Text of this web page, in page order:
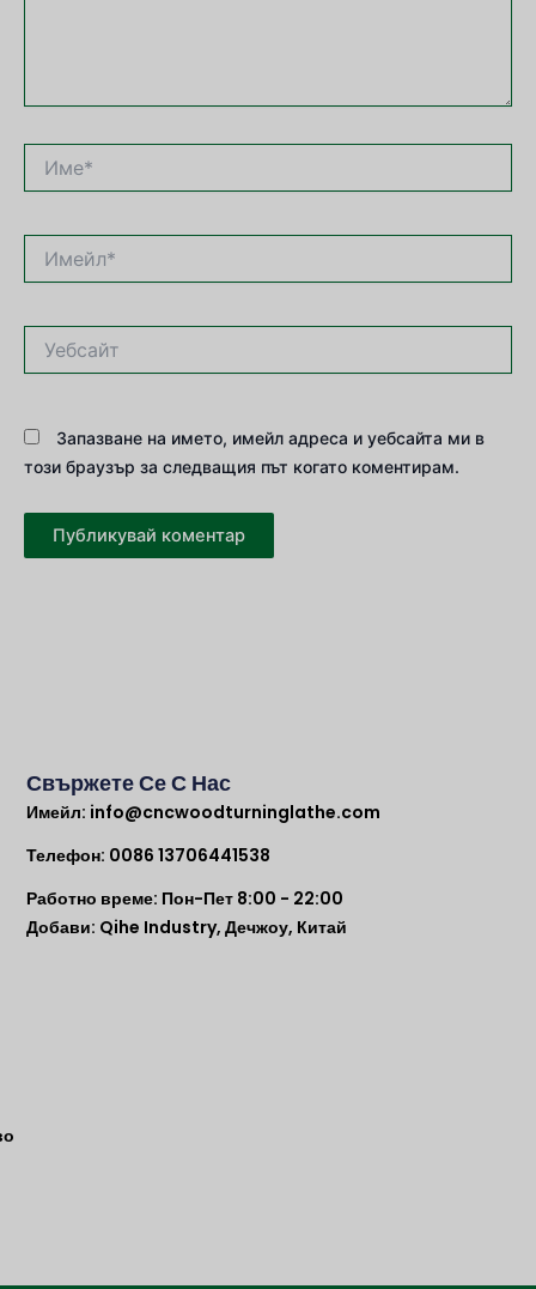
Запазване на името, имейл адреса и уебсайта ми в
този браузър за следващия път когато коментирам.
Свържете Се С Нас
Имейл: info@cncwoodturninglathe.com
Телефон: 0086 13706441538
Работно време: Пон-Пет 8:00 - 22:00
Добави: Qihe Industry, Дечжоу, Китай